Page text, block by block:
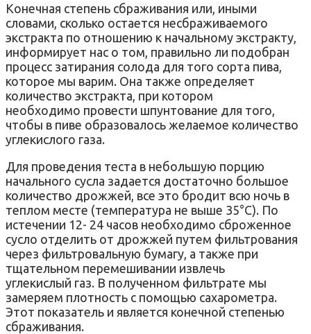
Конечная степень сбраживания или, иными
словами, сколько остается несбраживаемого
экстракта по отношению к начальному экстракту,
информирует нас о том, правильно ли подобран
процесс затирания солода для того сорта пива,
которое мы варим. Она также определяет
количество экстракта, при котором
необходимо провести шпунтование для того,
чтобы в пиве образовалось желаемое количество
углекислого газа.
Для проведения теста в небольшую порцию
начального сусла задается достаточно большое
количество дрожжей, все это бродит всю ночь в
теплом месте (температура не выше 35°C). По
истечении 12- 24 часов необходимо сброженное
сусло отделить от дрожжей путем фильтрования
через фильтровальную бумагу, а также при
тщательном перемешивании извлечь
углекислый газ. В полученном фильтрате мы
замеряем плотность с помощью сахарометра.
Этот показатель и является конечной степенью
сбраживания.